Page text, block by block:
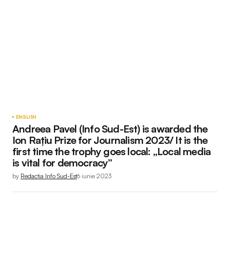
ENGLISH
Andreea Pavel (Info Sud-Est) is awarded the
Ion Rațiu Prize for Journalism 2023/ It is the
first time the trophy goes local: „Local media
is vital for democracy”
by Redactia Info Sud-Est6 iunie 2023